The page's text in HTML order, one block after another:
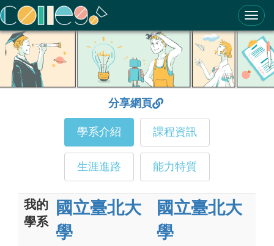
ColleGo! 大學選才與高中育才輔助系統
分享網頁
學系介紹 課程資訊
生涯進路 能力特質
我的
學系
國立臺北大
學
國立臺北大
學